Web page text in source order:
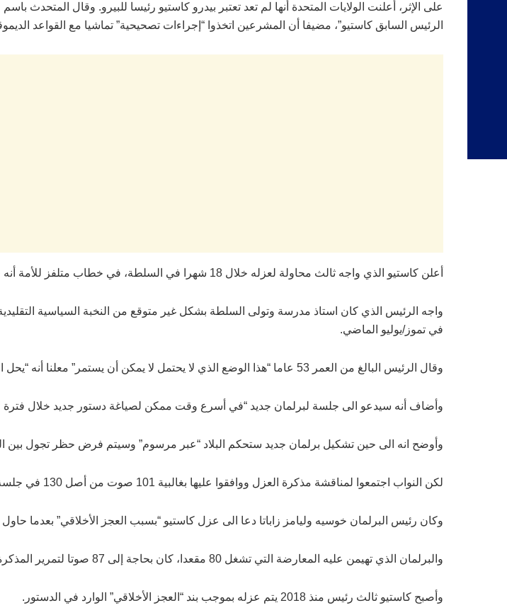
على الإثر، أعلنت الولايات المتحدة أنها لم تعد تعتبر بيدرو كاستيو رئيسا للبيرو. وقال المتحدث
الرئيس السابق كاستيو”، مضيفا أن المشرعين اتخذوا “إجراءات تصحيحية” تماشيا مع القواعد
أعلن كاستيو الذي واجه ثالث محاولة لعزله خلال 18 شهرا في السلطة، في خطاب متلفز للأمة أنه حل البرلمان وسيحكم عبر مرسوم، في ما اعتبر بمثابة انقلاب.
واجه الرئيس الذي كان استاذ مدرسة وتولى السلطة بشكل غير متوقع من النخبة السياسية
في تموز/يوليو الماضي.
وقال الرئيس البالغ من العمر 53 عاما “هذا الوضع الذي لا يحتمل لا يمكن أن يستمر” معلنا أنه “يحل البرلمان مؤقتا وينصب حكومة طوارىء استثنائية”.
وأضاف أنه سيدعو الى جلسة لبرلمان جديد “في أسرع وقت ممكن لصياغة دستور جديد خلال فترة
وأوضح انه الى حين تشكيل برلمان جديد ستحكم البلاد “عبر مرسوم” وسيتم فرض حظر تجول بين
لكن النواب اجتمعوا لمناقشة مذكرة العزل ووافقوا عليها بغالبية 101 صوت من أصل 130 في جلسة بثها التلفزيون بشكل مباشر.
وكان رئيس البرلمان خوسيه وليامز زاباتا دعا الى عزل كاستيو “بسبب العجز الأخلاقي” بعدما
والبرلمان الذي تهيمن عليه المعارضة التي تشغل 80 مقعدا، كان بحاجة إلى 87 صوتا لتمرير المذكرة.
وأصبح كاستيو ثالث رئيس منذ 2018 يتم عزله بموجب بند “العجز الأخلاقي” الوارد في الدستور.